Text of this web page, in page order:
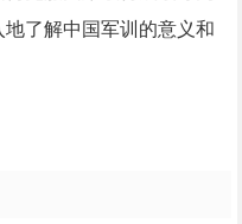
了解中国军训的意义和